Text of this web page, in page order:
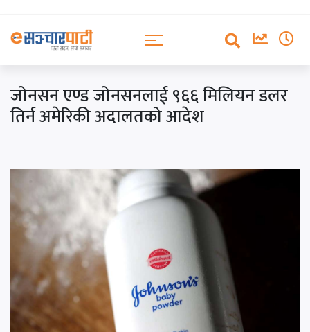
जोनसन एण्ड जोनसनलाई ९६६ मिलियन डलर
तिर्न अमेरिकी अदालतको आदेश